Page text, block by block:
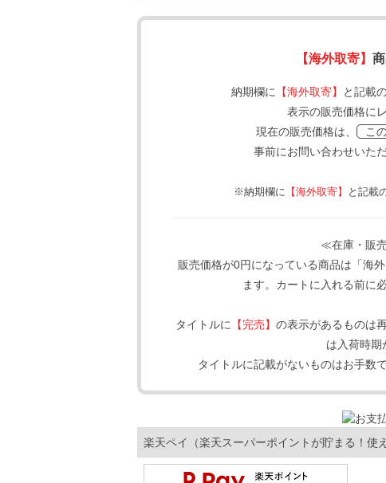
【海外取寄】
納期欄に 【海外取寄】
と記載
表示の販売価格に
現在の販売価格は、
こ
事前にお問い合わせいた
※納期欄に 【海外取寄】 と記載
≪在庫・販
販売価格が0円になっている商品は「海
ます。カートに入れる前に
タイトルに 【完売】 の表示があるものは
は入荷時期
タイトルに記載がないものはお手数
楽天ペイ（楽天スーパーポイントが貯まる！使